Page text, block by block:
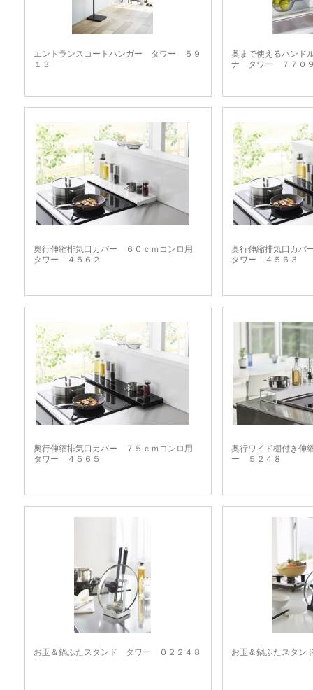
エントランスコートハンガー タワー ５９
１３
奥まで使えるハンド
ナ タワー ７７０
奥行伸縮排気口カバー ６０ｃｍコンロ用
タワー ４５６２
奥行伸縮排気口カ
タワー ４５６３
奥行伸縮排気口カバー ７５ｃｍコンロ用
タワー ４５６５
奥行ワイド棚付き伸
ー ５２４８
お玉＆鍋ふたスタンド タワー ０２２４８ お玉＆鍋ふたスタ